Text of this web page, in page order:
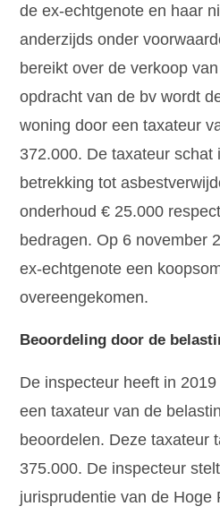
de ex-echtgenote en haar
anderzijds onder
bereikt over de verkoop
opdracht van de bv wordt
woning door een taxateur
372.000. De taxateur schat
betrekking tot
onderhoud € 25.000
bedragen. Op 6 november
ex-echtgenote een
overeengekomen.
Beoordeling door de
De inspecteur heeft in
een taxateur van de
beoordelen. Deze taxateur
375.000. De inspecteur
jurisprudentie van de Hoge